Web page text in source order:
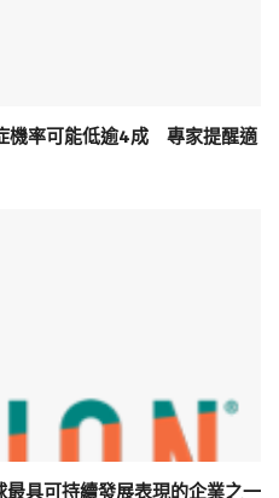
機率可能低逾4成 專家提醒適
最具可持續發展表現的企業之一